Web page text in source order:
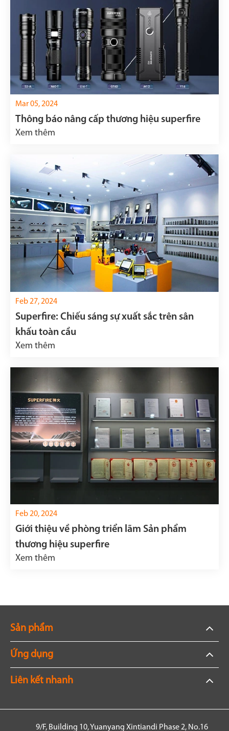
Mar 05, 2024
Thông báo nâng cấp thương hiệu superfire
Xem thêm
Feb 27, 2024
Superfire: Chiếu sáng sự xuất sắc trên sân
khấu toàn cầu
Xem thêm
Feb 20, 2024
Giới thiệu về phòng triển lãm Sản phẩm
thương hiệu superfire
Xem thêm
Sản phẩm
Ứng dụng
Liên kết nhanh
9/F, Building 10, Yuanyang Xintiandi Phase 2, No.16